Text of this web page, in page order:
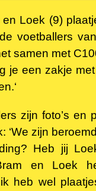
Loek (9)
voetballers
samen met
je een zakje
zijn foto’s en
‘We zijn
Heb jij
en Loek
heb wel